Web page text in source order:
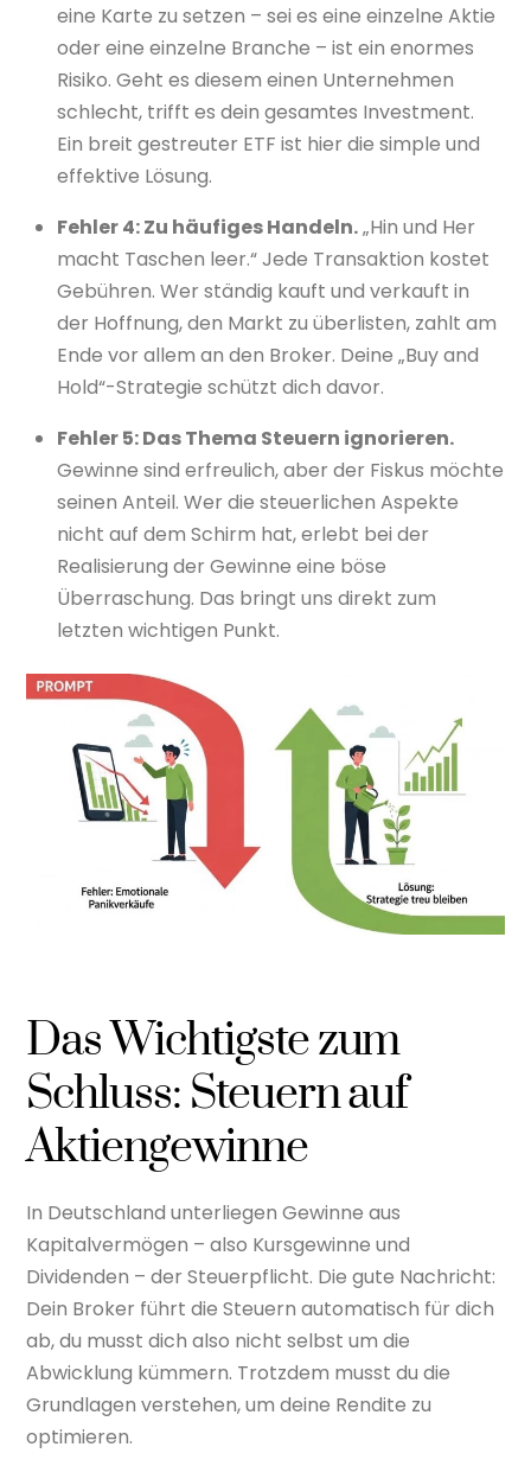
eine Karte zu setzen – sei es eine einzelne Aktie
oder eine einzelne Branche – ist ein enormes
Risiko. Geht es diesem einen Unternehmen
schlecht, trifft es dein gesamtes Investment.
Ein breit gestreuter ETF ist hier die simple und
effektive Lösung.
Fehler 4: Zu häufiges Handeln.„Hin und Her
macht Taschen leer.“ Jede Transaktion kostet
Gebühren. Wer ständig kauft und verkauft in
der Hoffnung, den Markt zu überlisten, zahlt am
Ende vor allem an den Broker. Deine „Buy and
Hold“-Strategie schützt dich davor.
Fehler 5: Das Thema Steuern ignorieren.
Gewinne sind erfreulich, aber der Fiskus möchte
seinen Anteil. Wer die steuerlichen Aspekte
nicht auf dem Schirm hat, erlebt bei der
Realisierung der Gewinne eine böse
Überraschung. Das bringt uns direkt zum
letzten wichtigen Punkt.
Das Wichtigste zum
Schluss: Steuern auf
Aktiengewinne
In Deutschland unterliegen Gewinne aus
Kapitalvermögen – also Kursgewinne und
Dividenden – der Steuerpflicht. Die gute Nachricht:
Dein Broker führt die Steuern automatisch für dich
ab, du musst dich also nicht selbst um die
Abwicklung kümmern. Trotzdem musst du die
Grundlagen verstehen, um deine Rendite zu
optimieren.